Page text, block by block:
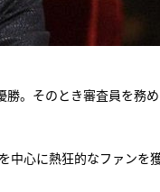
。そのとき審査員を務
心に熱狂的なファンを